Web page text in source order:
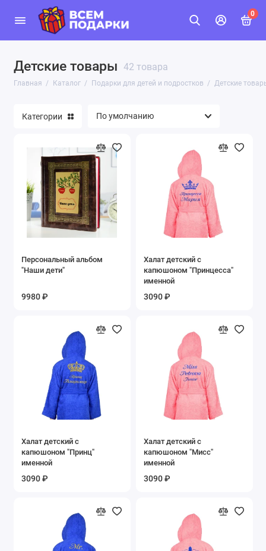
0
Детские товары 42 товара
Главная Каталог Подарки для детей и подростков Детские
Категории
Персональный альбом
"Наши дети"
9980 ₽
Халат детский с
капюшоном "Принцесса"
именной
3090 ₽
Халат детский с
капюшоном "Принц"
именной
3090 ₽
Халат детский с
капюшоном "Мисс"
именной
3090 ₽